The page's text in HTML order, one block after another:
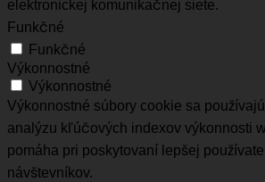
elektronickej komunikačnej siete.
Funkčné
Funkčné
Výkonnostné
Výkonnostné
Výkonnostné súbory cookie sa
analýzu kľúčových indexov výkonnosti
pomáha pri poskytovaní lepšej
návštevníkov.